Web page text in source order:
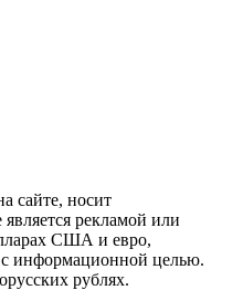
сайте, носит
рекламой или
США и евро,
информационной целью.
рублях.